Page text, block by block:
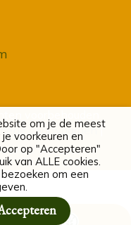
voorwaarden|
om je de meest
voorkeuren en
op "Accepteren"
van ALLE cookies.
om een